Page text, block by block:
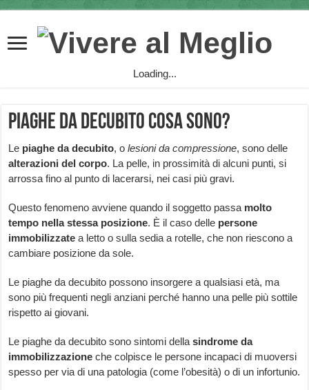
Loading...
Piaghe da decubito cosa sono?
Le piaghe da decubito, olesioni da compressione, sono delle
alterazioni del corpo. La pelle, in prossimità di alcuni punti, si
arrossa fino al punto di lacerarsi, nei casi più gravi.
Questo fenomeno avviene quando il soggetto passa molto
tempo nella stessa posizione. È il caso delle persone
immobilizzate a letto o sulla sedia a rotelle, che non riescono a
cambiare posizione da sole.
Le piaghe da decubito possono insorgere a qualsiasi età, ma
sono più frequenti negli anziani perché hanno una pelle più sottile
rispetto ai giovani.
Le piaghe da decubito sono sintomi dellasindrome da
immobilizzazione che colpisce le persone incapaci di muoversi
spesso per via di una patologia (come l’obesità) o di un infortunio.